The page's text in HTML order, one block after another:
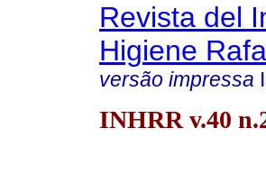
Revista del
Higiene
versão impressa
INHRR v.40